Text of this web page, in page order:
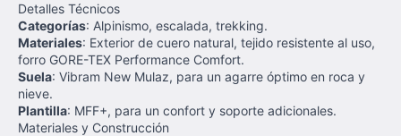
Detalles Técnicos
Categorías: Alpinismo, escalada, trekking.
Materiales: Exterior de cuero natural, tejido resistente al uso,
forro GORE-TEX Performance Comfort.
Suela: Vibram New Mulaz, para un agarre óptimo en roca y
nieve.
Plantilla: MFF+, para un confort y soporte adicionales.
Materiales y Construcción